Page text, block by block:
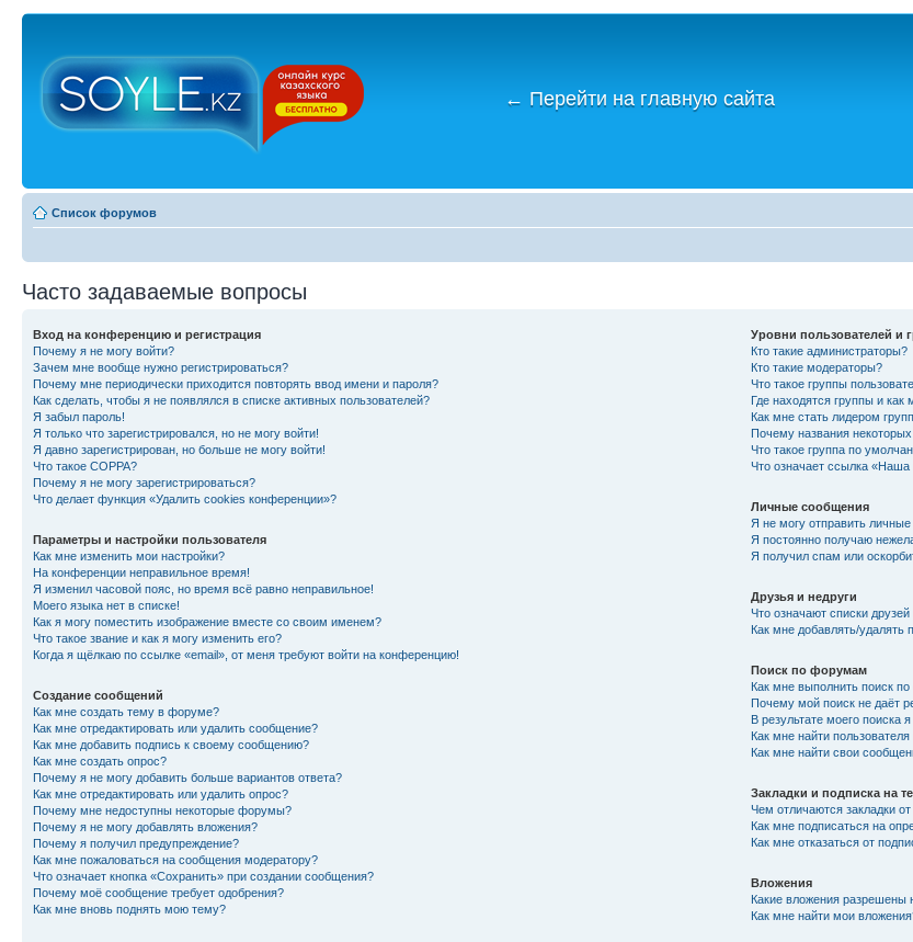
← Перейти на главную сайта
Список форумов
Часто задаваемые вопросы
Вход на конференцию и регистрация
Почему я не могу войти?
Зачем мне вообще нужно регистрироваться?
Почему мне периодически приходится повторять ввод имени и пароля?
Как сделать, чтобы я не появлялся в списке активных пользователей?
Я забыл пароль!
Я только что зарегистрировался, но не могу войти!
Я давно зарегистрирован, но больше не могу войти!
Что такое COPPA?
Почему я не могу зарегистрироваться?
Что делает функция «Удалить cookies конференции»?
Параметры и настройки пользователя
Как мне изменить мои настройки?
На конференции неправильное время!
Я изменил часовой пояс, но время всё равно неправильное!
Моего языка нет в списке!
Как я могу поместить изображение вместе со своим именем?
Что такое звание и как я могу изменить его?
Когда я щёлкаю по ссылке «email», от меня требуют войти на конференцию!
Создание сообщений
Как мне создать тему в форуме?
Как мне отредактировать или удалить сообщение?
Как мне добавить подпись к своему сообщению?
Как мне создать опрос?
Почему я не могу добавить больше вариантов ответа?
Как мне отредактировать или удалить опрос?
Почему мне недоступны некоторые форумы?
Почему я не могу добавлять вложения?
Почему я получил предупреждение?
Как мне пожаловаться на сообщения модератору?
Что означает кнопка «Сохранить» при создании сообщения?
Почему моё сообщение требует одобрения?
Как мне вновь поднять мою тему?
Уровни пользователей и
Кто такие администраторы?
Кто такие модераторы?
Что такое группы
Где находятся группы и как
Как мне стать лидером
Почему названия
Что такое группа по
Что означает ссылка «Наша
Личные сообщения
Я не могу отправить
Я постоянно получаю
Я получил спам или
Друзья и недруги
Что означают списки друзей
Как мне добавлять/удалять
Поиск по форумам
Как мне выполнить поиск
Почему мой поиск не даёт
В результате моего поиска
Как мне найти
Как мне найти свои
Закладки и подписка на
Чем отличаются закладки
Как мне подписаться на
Как мне отказаться от
Вложения
Какие вложения разрешены
Как мне найти мои